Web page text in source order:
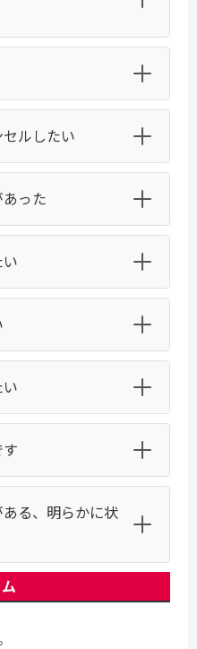
ルしたい
った
る、明らかに状